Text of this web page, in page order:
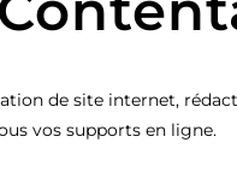
de site internet,
vos supports en ligne.